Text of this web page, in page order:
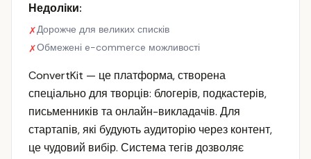
Недоліки:
✗Дорожче для великих списків
✗Обмежені e-commerce можливості
ConvertKit — це платформа, створена
спеціально для творців: блогерів, подкастерів,
письменників та онлайн-викладачів. Для
стартапів, які будують аудиторію через контент,
це чудовий вибір. Система тегів дозволяє